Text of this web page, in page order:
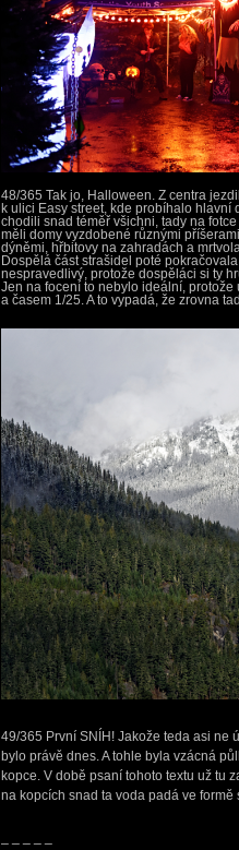
48/365 Tak jo, Halloween. Z centra
k ulici Easy street, kde probíhalo
chodili snad téměř všichni, tady na
měli domy vyzdobené různými
dýněmi, hřbitovy na zahradách a
Dospělá část strašidel poté
nespravedlivý, protože dospěláci si ty
Jen na focení to nebylo ideální,
a časem 1/25. A to vypadá, že zrovna
49/365 První SNÍH! Jakože teda asi ne
bylo právě dnes. A tohle byla vzácná
kopce. V době psaní tohoto textu už tu
na kopcích snad ta voda padá ve formě